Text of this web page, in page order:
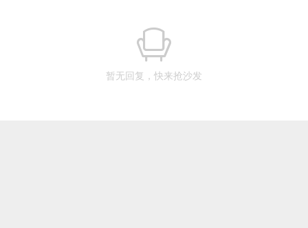
暂无回复，快来抢沙发